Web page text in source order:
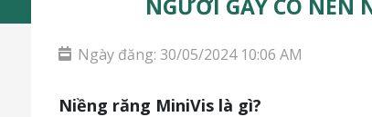
NGƯỜI GẦY CÓ NÊN
Ngày đăng: 30/05/2024 10:06 AM
Niềng răng MiniVis là gì?